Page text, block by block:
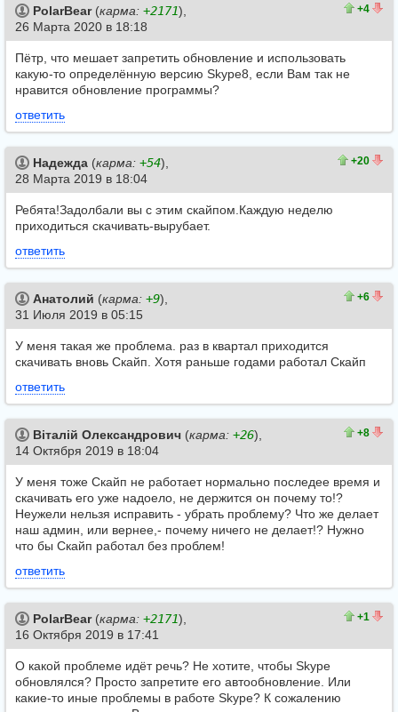
+4
PolarBear(карма: +2171),
26 Марта 2020 в 18:18
Пётр, что мешает запретить обновление и использовать
какую-то определённую версию Skype8, если Вам так не
нравится обновление программы?
ответить
+20
Надежда (карма: +54),
28 Марта 2019 в 18:04
Ребята!Задолбали вы с этим скайпом.Каждую неделю
приходиться скачивать-вырубает.
ответить
+6
Анатолий (карма: +9),
31 Июля 2019 в 05:15
У меня такая же проблема. раз в квартал приходится
скачивать вновь Скайп. Хотя раньше годами работал Скайп
ответить
+8
Віталій Олександрович (карма: +26),
14 Октября 2019 в 18:04
У меня тоже Скайп не работает нормально последее время и
скачивать его уже надоело, не держится он почему то!?
Неужели нельзя исправить - убрать проблему? Что же делает
наш админ, или вернее,- почему ничего не делает!? Нужно
что бы Скайп работал без проблем!
ответить
+1
PolarBear(карма: +2171),
16 Октября 2019 в 17:41
О какой проблеме идёт речь? Не хотите, чтобы Skype
обновлялся? Просто запретите его автообновление. Или
какие-то иные проблемы в работе Skype? К сожалению